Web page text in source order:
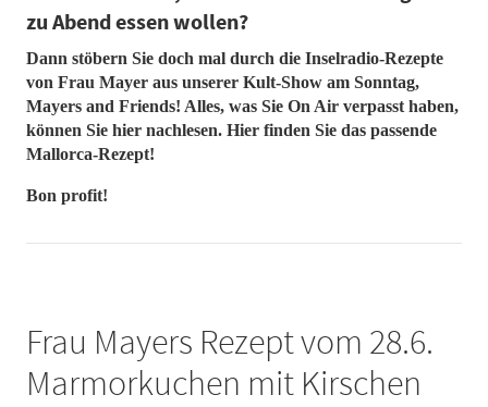
zu Abend essen wollen?
Dann stöbern Sie doch mal durch die Inselradio-Rezepte
von Frau Mayer aus unserer Kult-Show am Sonntag,
Mayers and Friends! Alles, was Sie On Air verpasst haben,
können Sie hier nachlesen. Hier finden Sie das passende
Mallorca-Rezept!
Bon profit!
Frau Mayers Rezept vom 28.6.
Marmorkuchen mit Kirschen